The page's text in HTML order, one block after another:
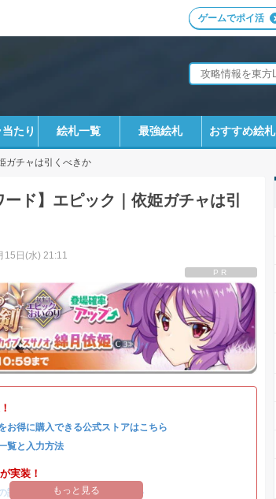
ゲームでポイ活
たり 絵札一覧 最強絵札 おすすめ絵札
ガチャは引くべきか
ード】エピック｜依姫ガチャは引
15日(水) 21:11
PR
お得に購入できる公式ストアはこちら
覧と入力方法
実装！
評価 ガチャシミュ/引くべきか
もっと見る